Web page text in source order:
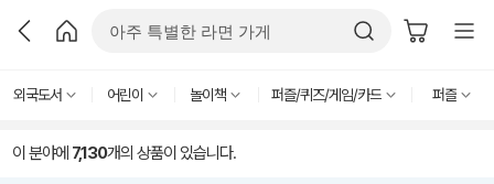
외국도서 어린이 놀이책 퍼즐/퀴즈/게임/카드 퍼즐
이 분야에 7,130개의 상품이 있습니다.